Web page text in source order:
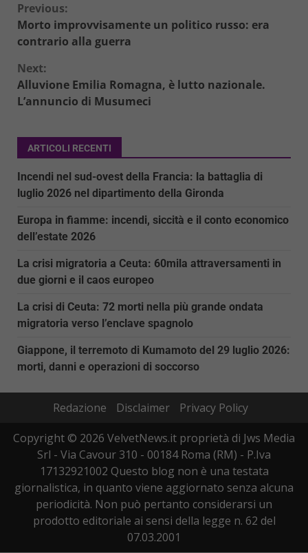
Continue
Reading
Previous:
Morto improvvisamente un politico russo: era
contrario alla guerra
Next:
Alluvione Emilia Romagna, è lutto nazionale.
L’annuncio di Musumeci
ARTICOLI RECENTI
Incendi nel sud-ovest della Francia: la battaglia di
luglio 2026 nel dipartimento della Gironda
Europa in fiamme: incendi, siccità e il conto economico
dell’estate 2026
La crisi migratoria a Ceuta: 60mila attraversamenti in
due giorni e il caos europeo
La crisi di Ceuta: 72 morti nella più grande ondata
migratoria verso l’enclave spagnolo
Giappone, il terremoto di Kumamoto del 29 luglio 2026:
morti, danni e operazioni di soccorso
Redazione Disclaimer
Privacy Policy
Copyright © 2026 VelvetNews.it proprietà di Jws Media
Srl - Via Cavour 310 - 00184 Roma (RM) - P.Iva
17132921002 Questo blog non è una testata
giornalistica, in quanto viene aggiornato senza alcuna
periodicità. Non può pertanto considerarsi un
prodotto editoriale ai sensi della legge n. 62 del
07.03.2001